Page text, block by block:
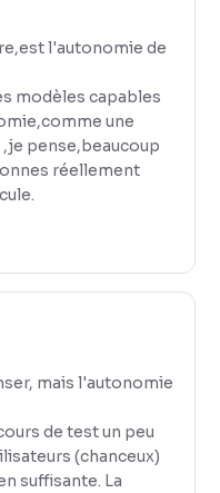
l'autonomie de
modèles capables
une
pense,beaucoup
réellement
mais l'autonomie
de test un peu
(chanceux)
suffisante. La